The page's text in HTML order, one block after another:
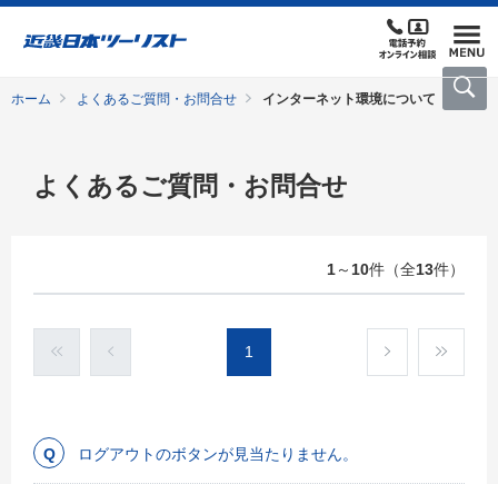
ホーム よくあるご質問・お問合せ インターネット環境について
よくあるご質問・お問合せ
1～ 10件（全13件）
1
ログアウトのボタンが見当たりません。